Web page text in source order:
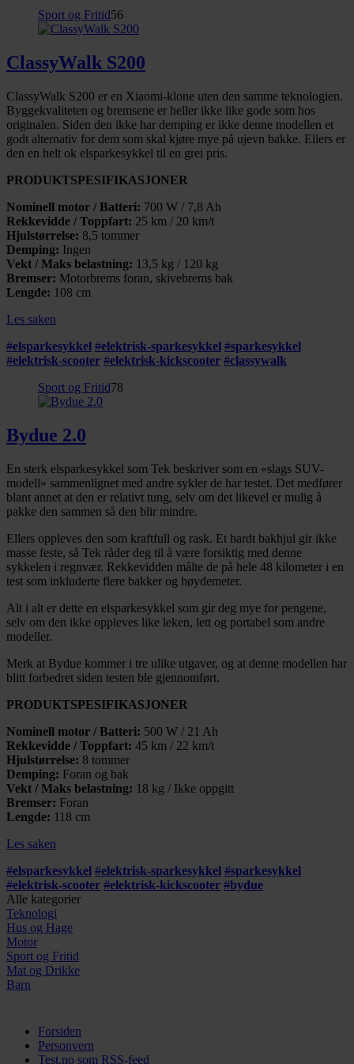
Sport og Fritid56
ClassyWalk S200
ClassyWalk S200 er en Xiaomi-klone uten den samme teknologien.
Byggekvaliteten og bremsene er heller ikke like gode som hos
originalen. Siden den ikke har demping er ikke denne modellen et
godt alternativ for dem som skal kjøre mye på ujevn bakke. Ellers er
den en helt ok elsparkesykkel til en grei pris.
PRODUKTSPESIFIKASJONER
Nominell motor / Batteri: 700 W / 7,8 Ah
Rekkevidde / Toppfart: 25 km / 20 km/t
Hjulstørrelse: 8,5 tommer
Demping: Ingen
Vekt / Maks belastning: 13,5 kg / 120 kg
Bremser: Motorbrems foran, skivebrems bak
Lengde: 108 cm
Les saken
#elsparkesykkel #elektrisk-sparkesykkel #sparkesykkel
#elektrisk-scooter #elektrisk-kickscooter #classywalk
Sport og Fritid78
Bydue 2.0
En sterk elsparkesykkel som Tek beskriver som en «slags SUV-
modell» sammenlignet med andre sykler de har testet. Det medfører
blant annet at den er relativt tung, selv om det likevel er mulig å
pakke den sammen så den blir mindre.
Ellers oppleves den som kraftfull og rask. Et hardt bakhjul gir ikke
masse feste, så Tek råder deg til å være forsiktig med denne
sykkelen i regnvær. Rekkevidden målte de på hele 48 kilometer i en
test som inkluderte flere bakker og høydemeter.
Alt i alt er dette en elsparkesykkel som gir deg mye for pengene,
selv om den ikke oppleves like leken, lett og portabel som andre
modeller.
Merk at Bydue kommer i tre ulike utgaver, og at denne modellen har
blitt forbedret siden testen ble gjennomført.
PRODUKTSPESIFIKASJONER
Nominell motor / Batteri: 500 W / 21 Ah
Rekkevidde / Toppfart: 45 km / 22 km/t
Hjulstørrelse: 8 tommer
Demping: Foran og bak
Vekt / Maks belastning: 18 kg / Ikke oppgitt
Bremser: Foran
Lengde: 118 cm
Les saken
#elsparkesykkel #elektrisk-sparkesykkel #sparkesykkel
#elektrisk-scooter #elektrisk-kickscooter #bydue
Alle kategorier
Teknologi
Hus og Hage
Motor
Sport og Fritid
Mat og Drikke
Barn
Forsiden
Personvern
Test.no som RSS-feed